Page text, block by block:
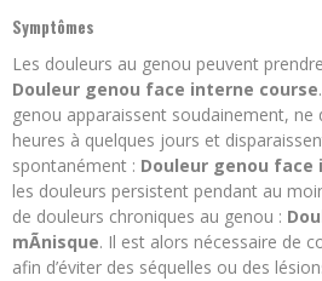
Symptômes
Les douleurs au genou peuvent
Douleur genou face interne course
genou apparaissent soudainement, ne
heures à quelques jours et
spontanément : Douleur genou face
les douleurs persistent pendant au
de douleurs chroniques au genou :
mÃnisque. Il est alors nécessaire de
afin d’éviter des séquelles ou des